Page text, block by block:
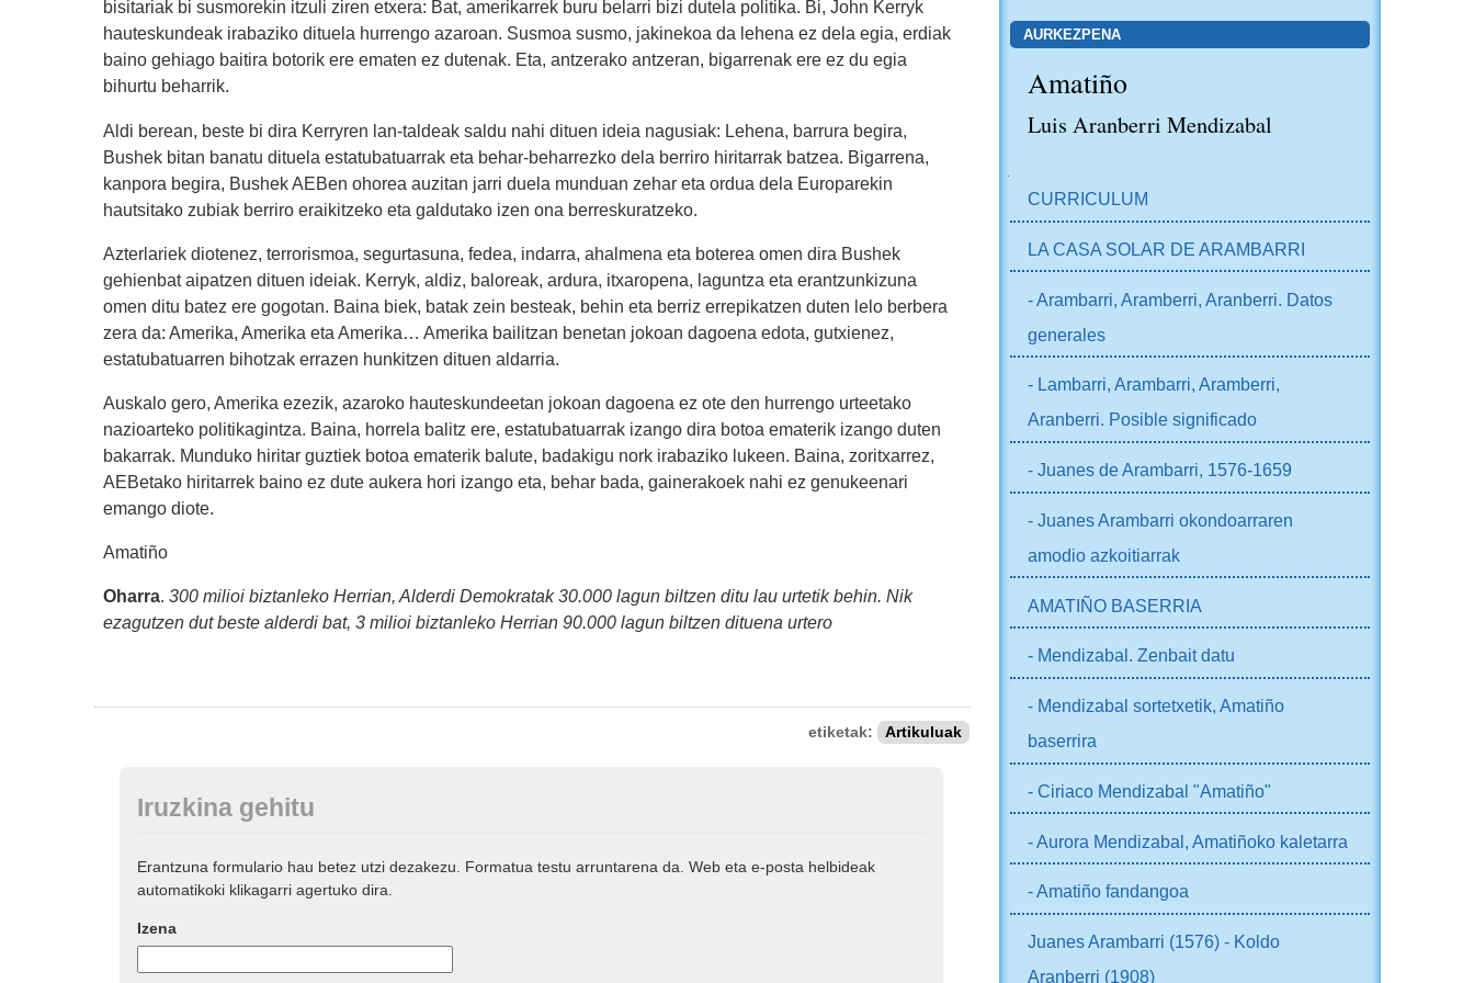
bisitariak bi susmorekin itzuli ziren etxera: Bat, amerikarrek buru belarri bizi dutela politika. Bi, John Kerryk
hauteskundeak irabaziko dituela hurrengo azaroan. Susmoa susmo, jakinekoa da lehena ez dela egia, erdiak
baino gehiago baitira botorik ere ematen ez dutenak. Eta, antzerako antzeran, bigarrenak ere ez du egia
bihurtu beharrik.
Aldi berean, beste bi dira Kerryren lan-taldeak saldu nahi dituen ideia nagusiak: Lehena, barrura begira,
Bushek bitan banatu dituela estatubatuarrak eta behar-beharrezko dela berriro hiritarrak batzea. Bigarrena,
kanpora begira, Bushek AEBen ohorea auzitan jarri duela munduan zehar eta ordua dela Europarekin
hautsitako zubiak berriro eraikitzeko eta galdutako izen ona berreskuratzeko.
Azterlariek diotenez, terrorismoa, segurtasuna, fedea, indarra, ahalmena eta boterea omen dira Bushek
gehienbat aipatzen dituen ideiak. Kerryk, aldiz, baloreak, ardura, itxaropena, laguntza eta erantzunkizuna
omen ditu batez ere gogotan. Baina biek, batak zein besteak, behin eta berriz errepikatzen duten lelo berbera
zera da: Amerika, Amerika eta Amerika… Amerika bailitzan benetan jokoan dagoena edota, gutxienez,
estatubatuarren bihotzak errazen hunkitzen dituen aldarria.
Auskalo gero, Amerika ezezik, azaroko hauteskundeetan jokoan dagoena ez ote den hurrengo urteetako
nazioarteko politikagintza. Baina, horrela balitz ere, estatubatuarrak izango dira botoa ematerik izango duten
bakarrak. Munduko hiritar guztiek botoa ematerik balute, badakigu nork irabaziko lukeen. Baina, zoritxarrez,
AEBetako hiritarrek baino ez dute aukera hori izango eta, behar bada, gainerakoek nahi ez genukeenari
emango diote.
Amatiño
Oharra. 300 milioi biztanleko Herrian, Alderdi Demokratak 30.000 lagun biltzen ditu lau urtetik behin. Nik
ezagutzen dut beste alderdi bat, 3 milioi biztanleko Herrian 90.000 lagun biltzen dituena urtero
etiketak: Artikuluak
Iruzkina gehitu
Erantzuna formulario hau betez utzi dezakezu. Formatua testu arruntarena da. Web eta e-posta helbideak
automatikoki klikagarri agertuko dira.
Izena
AURKEZPENA
Amatiño
Luis Aranberri Mendizabal
CURRICULUM
LA CASA SOLAR DE ARAMBARRI
- Arambarri, Aramberri, Aranberri. Datos
generales
- Lambarri, Arambarri, Aramberri,
Aranberri. Posible significado
- Juanes de Arambarri, 1576-1659
- Juanes Arambarri okondoarraren
amodio azkoitiarrak
AMATIÑO BASERRIA
- Mendizabal. Zenbait datu
- Mendizabal sortetxetik, Amatiño
baserrira
- Ciriaco Mendizabal "Amatiño"
- Aurora Mendizabal, Amatiñoko kaletarra
- Amatiño fandangoa
Juanes Arambarri (1576) - Koldo
Aranberri (1908)